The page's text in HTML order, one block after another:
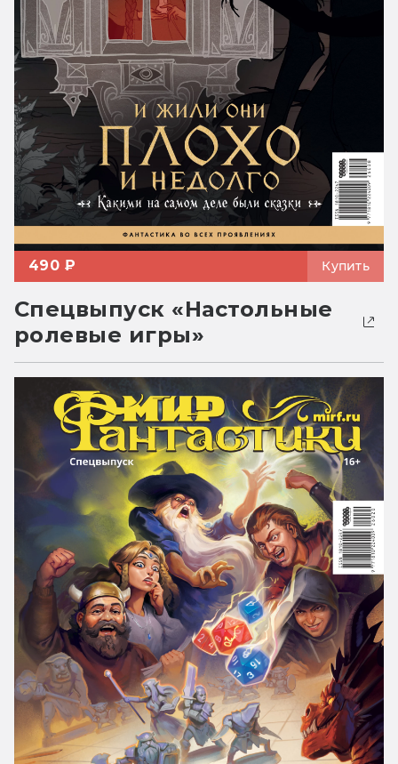
490 ₽ Купить
Спецвыпуск «Настольные
ролевые игры»